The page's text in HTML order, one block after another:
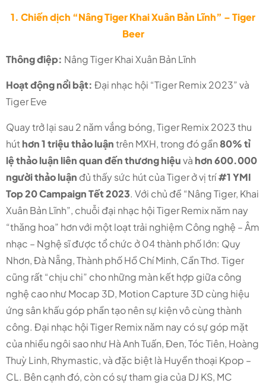
1. Chiến dịch “Nâng Tiger Khai Xuân Bản Lĩnh” – Tiger
Beer
Thông điệp: Nâng Tiger Khai Xuân Bản Lĩnh
Hoạt động nổi bật: Đại nhạc hội “Tiger Remix 2023” và
Tiger Eve
Quay trở lại sau 2 năm vắng bóng, Tiger Remix 2023 thu
hút hơn 1 triệu thảo luậntrên MXH, trong đó gần80% tỉ
lệ thảo luận liên quan đến thương hiệuvà hơn 600.000
người thảo luận đủ thấy sức hút của Tiger ở vị trí#1 YMI
Top 20 Campaign Tết 2023. Với chủ đề “Nâng Tiger, Khai
Xuân Bản Lĩnh”, chuỗi đại nhạc hội Tiger Remix năm nay
“thăng hoa” hơn với một loạt trải nghiệm Công nghệ – Âm
nhạc – Nghệ sĩ được tổ chức ở 04 thành phố lớn: Quy
Nhơn, Đà Nẵng, Thành phố Hồ Chí Minh, Cần Thơ. Tiger
cũng rất “chịu chi” cho những màn kết hợp giữa công
nghệ cao như Mocap 3D, Motion Capture 3D cùng hiệu
ứng sân khấu góp phần tạo nên sự kiện vô cùng thành
công. Đại nhạc hội Tiger Remix năm nay có sự góp mặt
của nhiều ngôi sao như Hà Anh Tuấn, Đen, Tóc Tiên, Hoàng
Thuỳ Linh, Rhymastic, và đặc biệt là Huyền thoại Kpop –
CL. Bên cạnh đó, còn có sự tham gia của DJ KS, MC